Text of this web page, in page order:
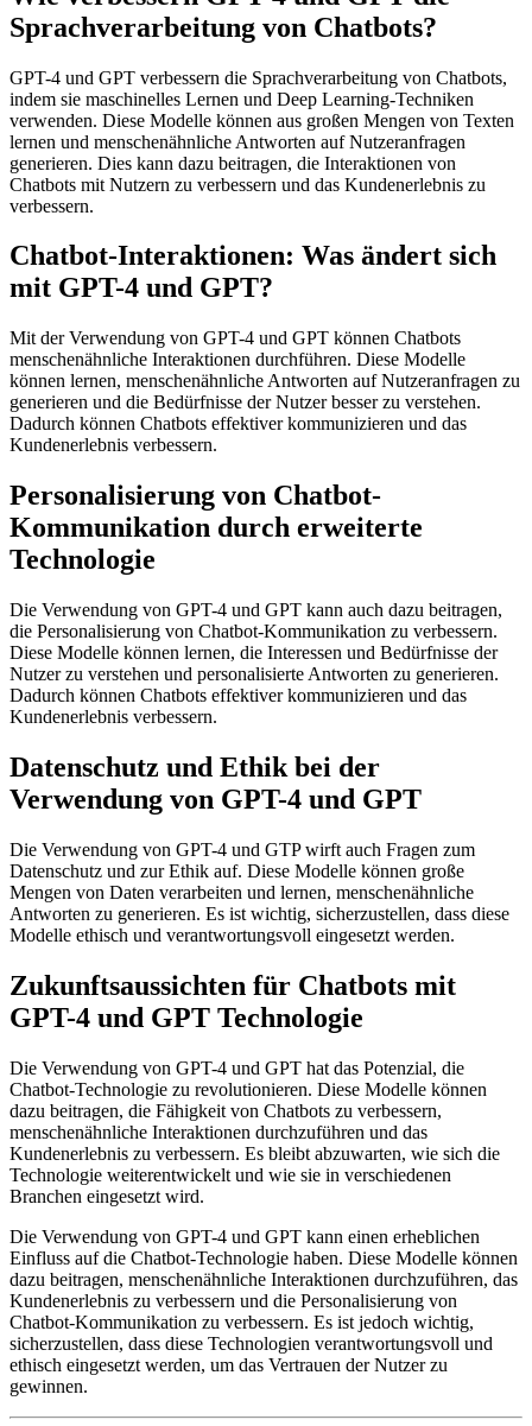
Sprachverarbeitung von Chatbots?
GPT-4 und GPT verbessern die Sprachverarbeitung von Chatbots,
indem sie maschinelles Lernen und Deep Learning-Techniken
verwenden. Diese Modelle können aus großen Mengen von Texten
lernen und menschenähnliche Antworten auf Nutzeranfragen
generieren. Dies kann dazu beitragen, die Interaktionen von
Chatbots mit Nutzern zu verbessern und das Kundenerlebnis zu
verbessern.
Chatbot-Interaktionen: Was ändert sich
mit GPT-4 und GPT?
Mit der Verwendung von GPT-4 und GPT können Chatbots
menschenähnliche Interaktionen durchführen. Diese Modelle
können lernen, menschenähnliche Antworten auf Nutzeranfragen zu
generieren und die Bedürfnisse der Nutzer besser zu verstehen.
Dadurch können Chatbots effektiver kommunizieren und das
Kundenerlebnis verbessern.
Personalisierung von Chatbot-
Kommunikation durch erweiterte
Technologie
Die Verwendung von GPT-4 und GPT kann auch dazu beitragen,
die Personalisierung von Chatbot-Kommunikation zu verbessern.
Diese Modelle können lernen, die Interessen und Bedürfnisse der
Nutzer zu verstehen und personalisierte Antworten zu generieren.
Dadurch können Chatbots effektiver kommunizieren und das
Kundenerlebnis verbessern.
Datenschutz und Ethik bei der
Verwendung von GPT-4 und GPT
Die Verwendung von GPT-4 und GTP wirft auch Fragen zum
Datenschutz und zur Ethik auf. Diese Modelle können große
Mengen von Daten verarbeiten und lernen, menschenähnliche
Antworten zu generieren. Es ist wichtig, sicherzustellen, dass diese
Modelle ethisch und verantwortungsvoll eingesetzt werden.
Zukunftsaussichten für Chatbots mit
GPT-4 und GPT Technologie
Die Verwendung von GPT-4 und GPT hat das Potenzial, die
Chatbot-Technologie zu revolutionieren. Diese Modelle können
dazu beitragen, die Fähigkeit von Chatbots zu verbessern,
menschenähnliche Interaktionen durchzuführen und das
Kundenerlebnis zu verbessern. Es bleibt abzuwarten, wie sich die
Technologie weiterentwickelt und wie sie in verschiedenen
Branchen eingesetzt wird.
Die Verwendung von GPT-4 und GPT kann einen erheblichen
Einfluss auf die Chatbot-Technologie haben. Diese Modelle können
dazu beitragen, menschenähnliche Interaktionen durchzuführen, das
Kundenerlebnis zu verbessern und die Personalisierung von
Chatbot-Kommunikation zu verbessern. Es ist jedoch wichtig,
sicherzustellen, dass diese Technologien verantwortungsvoll und
ethisch eingesetzt werden, um das Vertrauen der Nutzer zu
gewinnen.